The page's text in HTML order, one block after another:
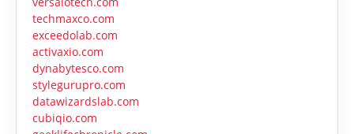
techmaxco.com
exceedolab.com
activaxio.com
dynabytesco.com
stylegurupro.com
datawizardslab.com
cubiqio.com